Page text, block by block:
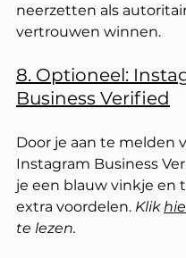
neerzetten als
vertrouwen winnen.
8. Optioneel:
Business Verified
Door je aan te melden
Instagram Business
je een blauw vinkje en
extra voordelen. Klik
te lezen.